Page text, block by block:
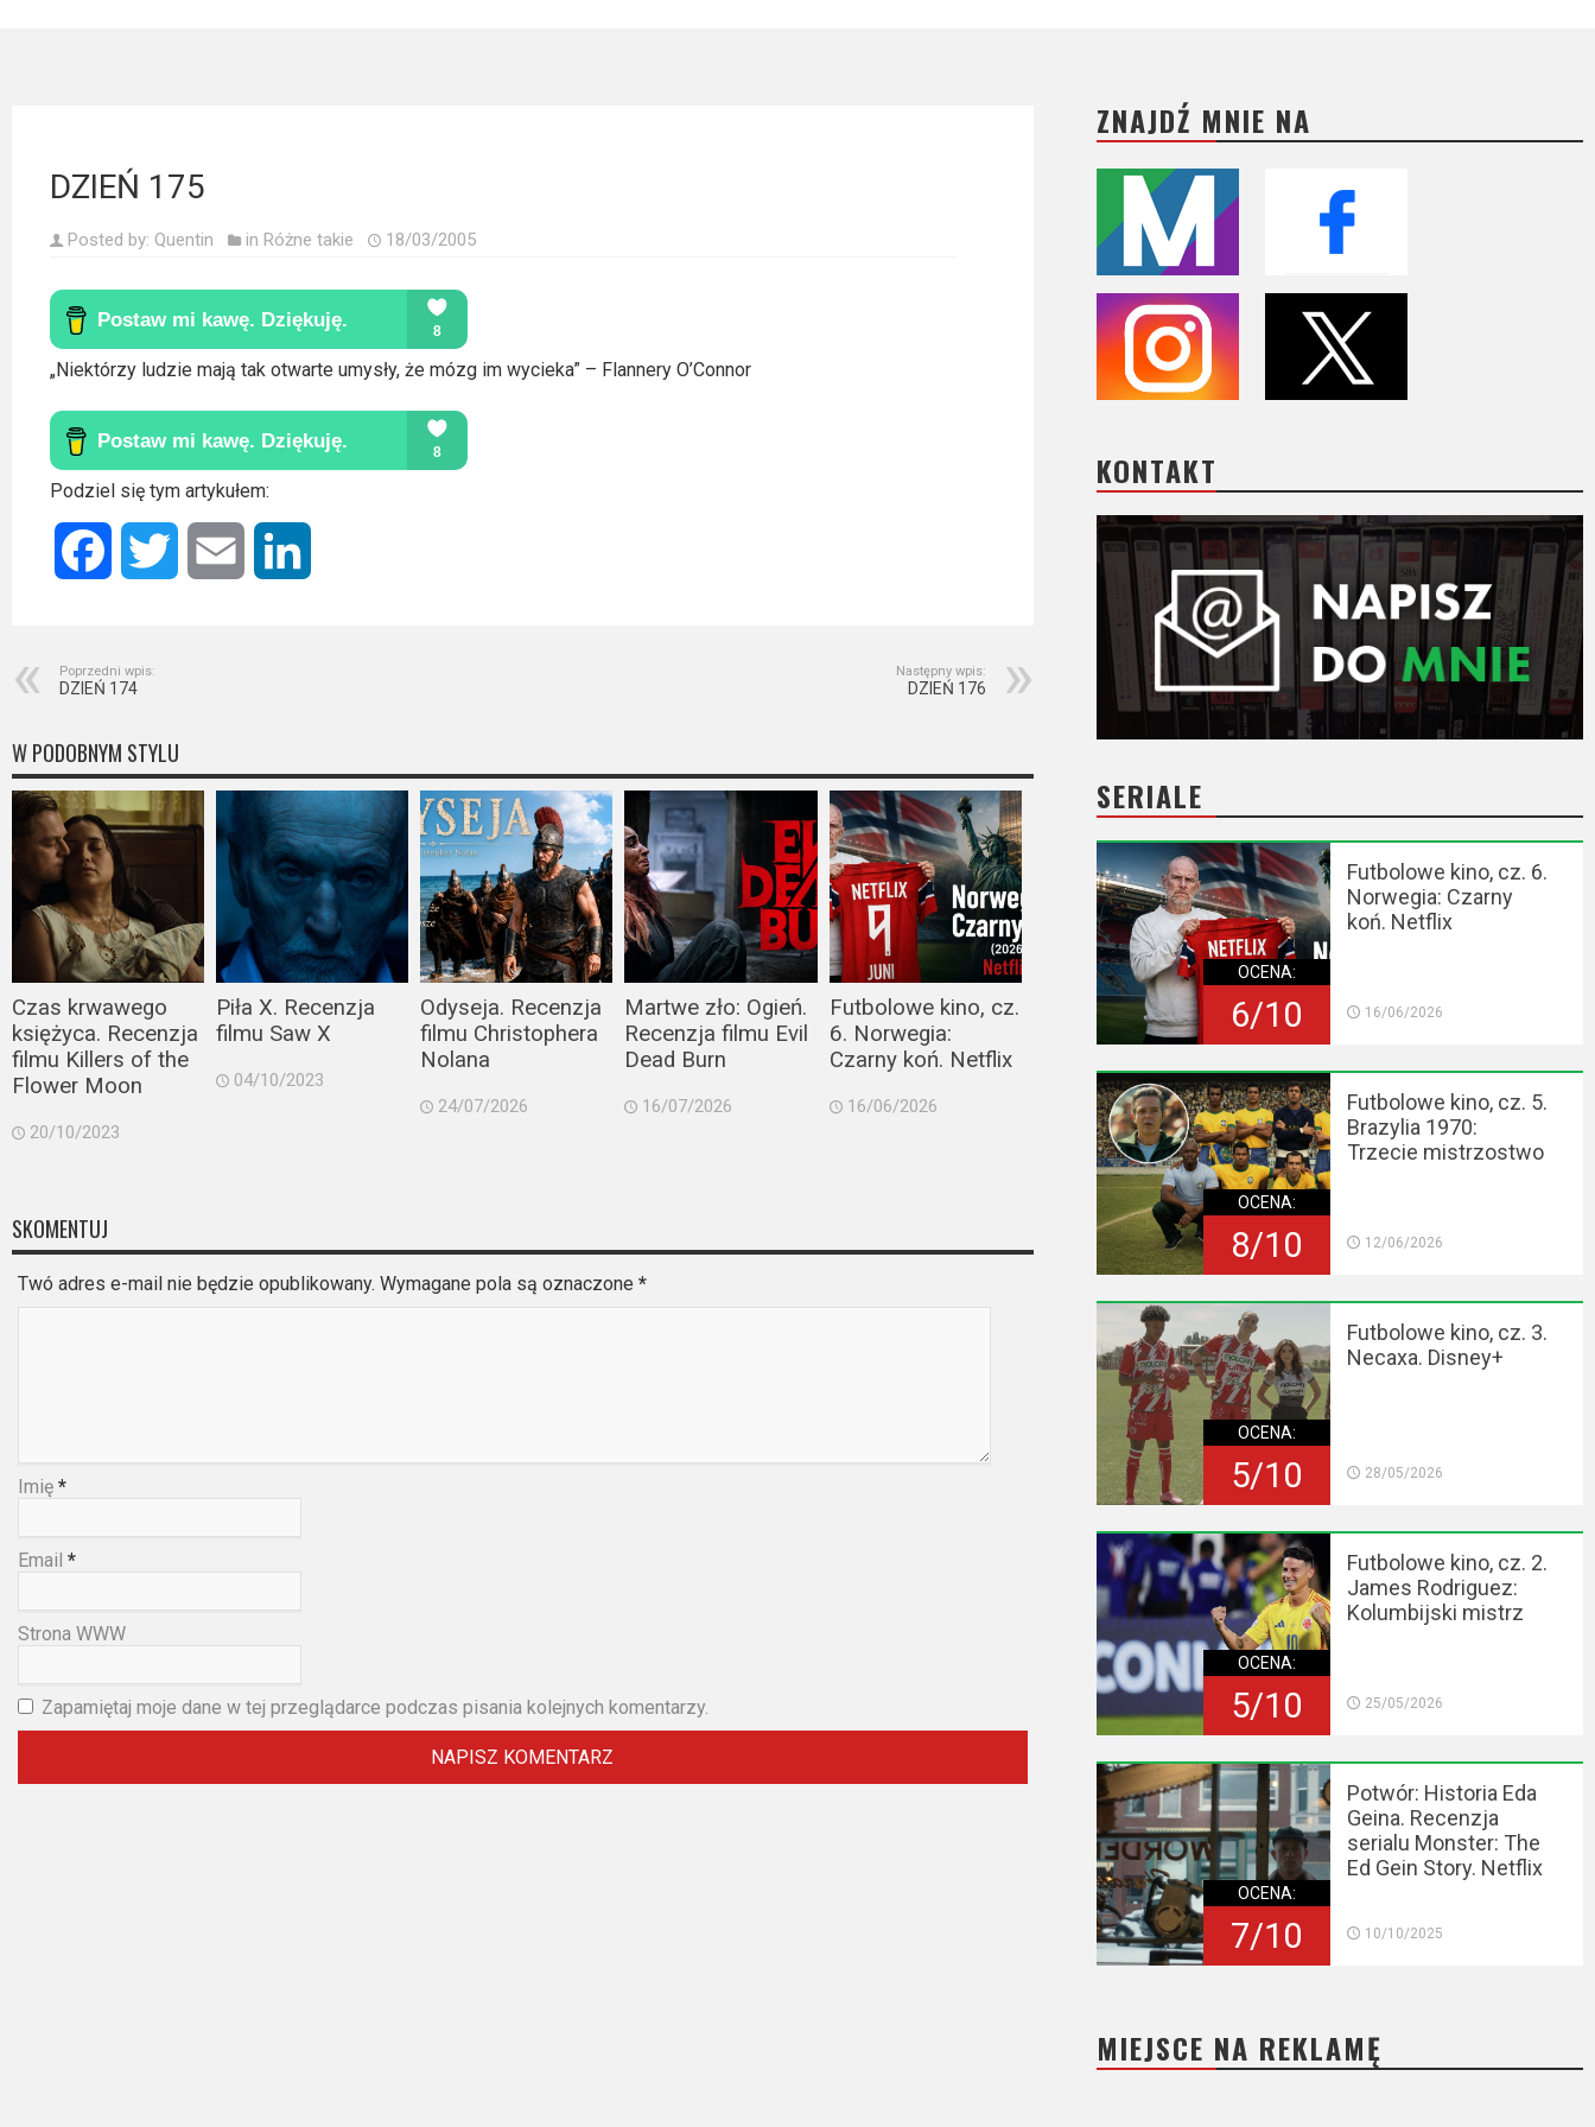
dokumentalne
Horrory
Kino
azjatyckie
Kino
europejskie
Kino
polskie
Korea
Filmy
oparte
na
faktach
Thrillery
Streaming
Amazon
Prime
Video
Apple
+
Disney+
Sky
Showtime
Podsumowania
2023
2021
DZIEŃ 175
Posted by: Quentin in Różne takie 18/03/2005
„Niektórzy ludzie mają tak otwarte umysły, że mózg im wycieka” – Flannery O’Connor
Podziel się tym artykułem:
Facebook Twitter Email
Poprzedni wpis:
DZIEŃ 174
Następny wpis:
DZIEŃ 176
W PODOBNYM STYLU
Czas krwawego
księżyca. Recenzja
filmu Killers of the
Flower Moon
20/10/2023
Piła X. Recenzja
filmu Saw X
04/10/2023
Odyseja. Recenzja
filmu Christophera
Nolana
24/07/2026
Martwe zło: Ogień.
Recenzja filmu Evil
Dead Burn
16/07/2026
Futbolowe kino, cz.
6. Norwegia:
Czarny koń. Netflix
16/06/2026
SKOMENTUJ
Twó adres e-mail nie będzie opublikowany. Wymagane pola są oznaczone *
Imię *
Email *
Strona WWW
Zapamiętaj moje dane w tej przeglądarce podczas pisania kolejnych komentarzy.
ZNAJDŹ MNIE NA
KONTAKT
SERIALE
OCENA:
6/10
Futbolowe kino, cz. 6.
Norwegia: Czarny
koń. Netflix
16/06/2026
OCENA:
8/10
Futbolowe kino, cz. 5.
Brazylia 1970:
Trzecie mistrzostwo
12/06/2026
OCENA:
5/10
Futbolowe kino, cz. 3.
Necaxa. Disney+
28/05/2026
OCENA:
5/10
Futbolowe kino, cz. 2.
James Rodriguez:
Kolumbijski mistrz
25/05/2026
OCENA:
7/10
Potwór: Historia Eda
Geina. Recenzja
serialu Monster: The
Ed Gein Story. Netflix
10/10/2025
MIEJSCE NA REKLAMĘ